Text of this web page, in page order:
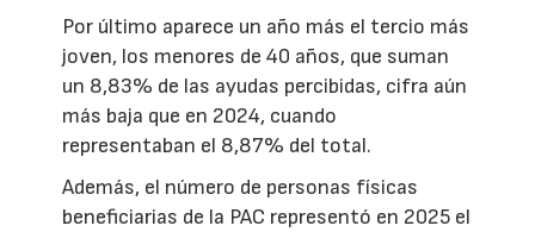
Por último aparece un año más el tercio más
joven, los menores de 40 años, que suman
un 8,83% de las ayudas percibidas, cifra aún
más baja que en 2024, cuando
representaban el 8,87% del total.
Además, el número de personas físicas
beneficiarias de la PAC representó en 2025 el